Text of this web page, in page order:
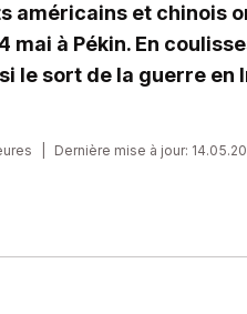
américains et chinois
mai à Pékin. En
le sort de la guerre en
Dernière mise à jour: